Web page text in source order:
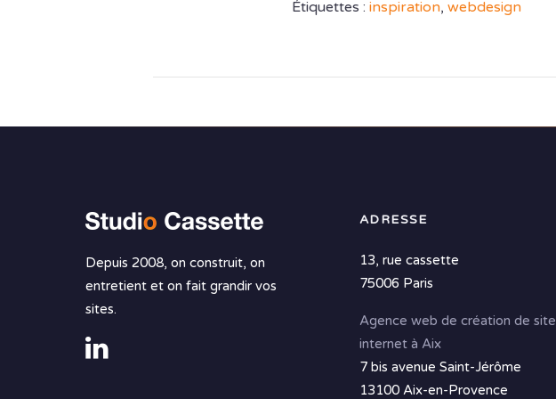
Étiquettes : inspiration, webdesign
Depuis 2008, on construit, on
entretient et on fait grandir vos
sites.
ADRESSE
13, rue cassette
75006 Paris
Agence web de création de site
internet à Aix
7 bis avenue Saint-Jérôme
13100 Aix-en-Provence